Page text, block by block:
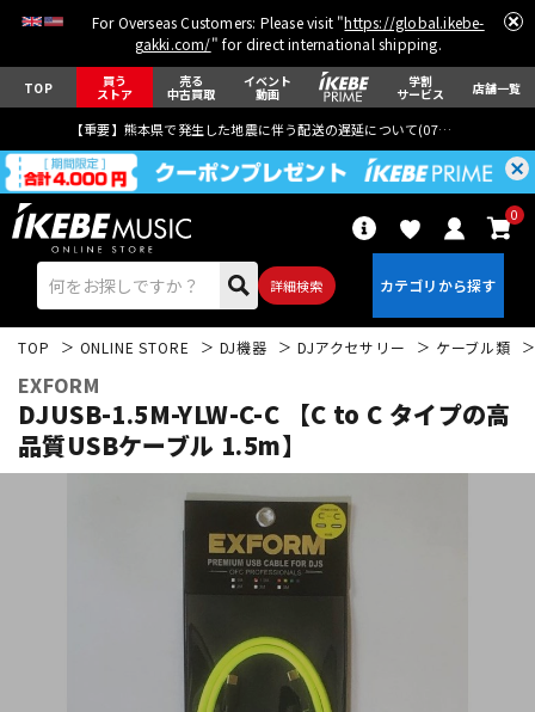
For Overseas Customers: Please visit "https://global.ikebe-
gakki.com/" for direct international shipping.
TOP 買う
ストア
売る
中古買取
イベント
動画
学割
サービス 店舗一覧
【重要】熊本県で発生した地震に伴う配送の遅延について(07月29日
詳細検索
0
TOP ONLINE STORE DJ機器 DJアクセサリー ケーブル類
EXFORM
DJUSB-1.5M-YLW-C-C 【C to C タイプの高
品質USBケーブル 1.5m】